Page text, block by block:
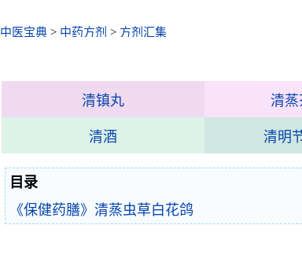
中医宝典 > 中药方剂 > 方剂汇集
清镇丸 清蒸
清酒 清明
目录
《保健药膳》清蒸虫草白花鸽